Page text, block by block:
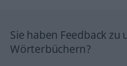
Sie haben Feedback zu
Wörterbüchern?